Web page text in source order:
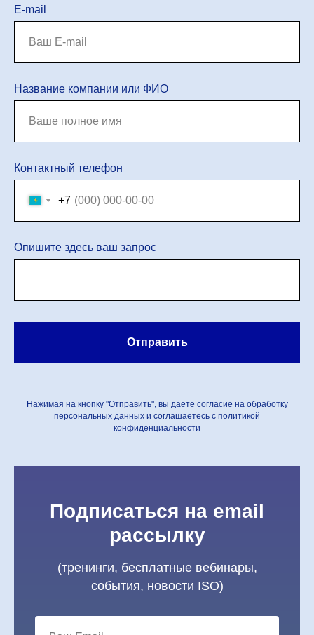
E-mail
Название компании или ФИО
Контактный телефон
+7
Опишите здесь ваш запрос
Отправить
Нажимая на кнопку "Отправить", вы даете согласие на обработку
персональных данных и соглашаетесь c политикой
конфиденциальности
Подписаться на email
рассылку
(тренинги, бесплатные вебинары,
события, новости ISO)